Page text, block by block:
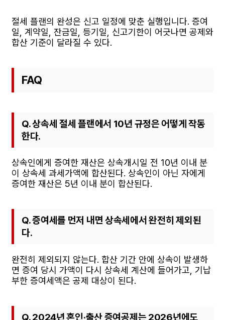
절세 플랜의 완성은 신고 일정에 맞춘 실행입니다. 증여
일, 계약일, 잔금일, 등기일, 신고기한이 어긋나면 공제와
합산 기준이 달라질 수 있다.
FAQ
Q. 상속세 절세 플랜에서 10년 규정은 어떻게 작동
한다.
상속인에게 증여한 재산은 상속개시일 전 10년 이내 분
이 상속세 과세가액에 합산된다. 상속인이 아닌 자에게
증여한 재산은 5년 이내 분이 합산된다.
Q. 증여세를 먼저 내면 상속세에서 완전히 제외된
다.
완전히 제외되지 않는다. 합산 기간 안에 상속이 발생하
면 증여 당시 가액이 다시 상속세 계산에 들어가고, 기납
부한 증여세액은 공제 대상이 된다.
Q. 2024년 혼인·출산 증여공제는 2026년에도